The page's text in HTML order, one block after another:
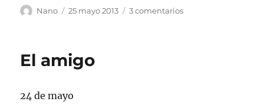
Autor
Nano
Publicado
25 mayo 2013 3 comentariosen
El amigo
24 de mayo